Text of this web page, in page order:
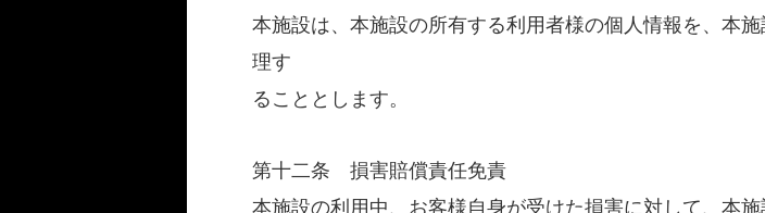
本施設は、本施設の所有する利用者様の個人情報を、本
理す
ることとします。
第十二条 損害賠償責任免責
本施設の利用中、お客様自身が受けた損害に対して、本